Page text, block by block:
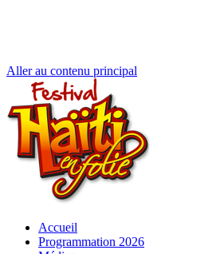
Aller au contenu principal
Accueil
Programmation 2026